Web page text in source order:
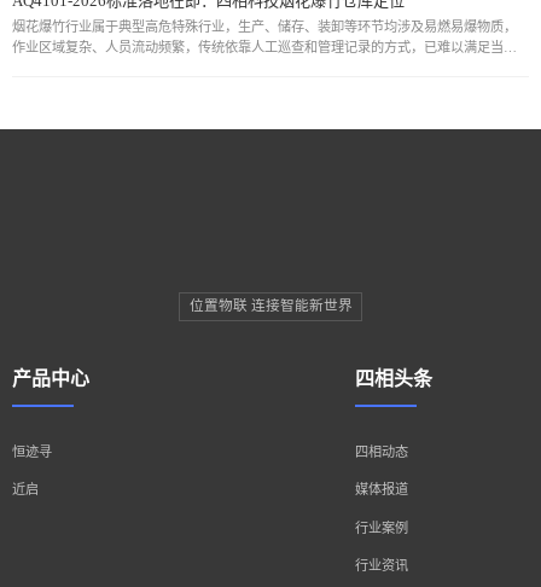
烟花爆竹行业属于典型高危特殊行业，生产、储存、装卸等环节均涉及易燃易爆物质，
作业区域复杂、人员流动频繁，传统依靠人工巡查和管理记录的方式，已难以满足当前
位置物联 连接智能新世界
产品中心
恒迹寻
近启
四相头条
四相动态
媒体报道
行业案例
行业资讯